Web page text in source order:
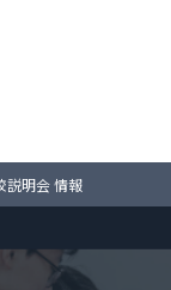
説明会 情報